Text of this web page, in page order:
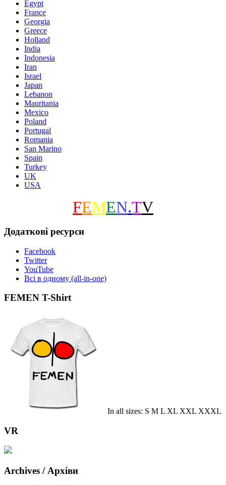
Egypt
France
Georgia
Greece
Holland
India
Indonesia
Iran
Israel
Japan
Lebanon
Mauritania
Mexico
Poland
Portugal
Romania
San Marino
Spain
Turkey
UK
USA
FEMEN.TV
Додаткові ресурси
Facebook
Twitter
YouTube
Всі в одному (all-in-one)
FEMEN T-Shirt
In all sizes: S M L XL XXL XXXL
VR
Archives / Архіви